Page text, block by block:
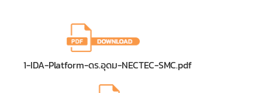
1-IDA-Platform-ดร.อุดม-NECTEC-SMC.pdf